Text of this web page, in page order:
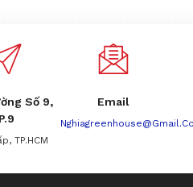
Số 9,
P.9
TP.HCM
Email